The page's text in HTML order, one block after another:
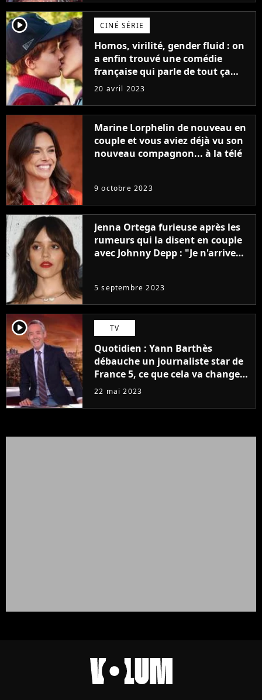
player2 CINÉ SÉRIE
Homos, virilité, gender fluid : on
a enfin trouvé une comédie
française qui parle de tout ça
sans être super ringarde
20 avril 2023
Marine Lorphelin de nouveau en
couple et vous aviez déjà vu son
nouveau compagnon... à la télé
9 octobre 2023
Jenna Ortega furieuse après les
rumeurs qui la disent en couple
avec Johnny Depp : "Je n'arrive
5 septembre 2023
player2 TV
Quotidien : Yann Barthès
débauche un journaliste star de
France 5, ce que cela va changer
à la rentrée
22 mai 2023